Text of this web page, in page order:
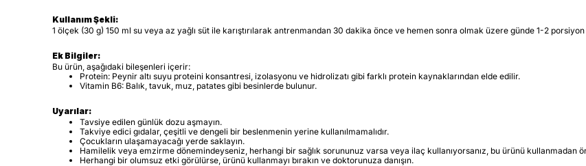
Kullanım Şekli:
1 ölçek (30 g) 150 ml su veya az yağlı süt ile karıştırılarak antrenmandan 30 dakika önce ve hemen sonra olmak üzere günde 1-2
Ek Bilgiler:
Bu ürün, aşağıdaki bileşenleri içerir:
Protein: Peynir altı suyu proteini konsantresi, izolasyonu ve hidrolizatı gibi farklı protein kaynaklarından elde edilir.
Vitamin B6: Balık, tavuk, muz, patates gibi besinlerde bulunur.
Uyarılar:
Tavsiye edilen günlük dozu aşmayın.
Takviye edici gıdalar, çeşitli ve dengeli bir beslenmenin yerine kullanılmamalıdır.
Çocukların ulaşamayacağı yerde saklayın.
Hamilelik veya emzirme dönemindeyseniz, herhangi bir sağlık sorununuz varsa veya ilaç kullanıyorsanız, bu ürünü kullanmadan
Herhangi bir olumsuz etki görülürse, ürünü kullanmayı bırakın ve doktorunuza danışın.